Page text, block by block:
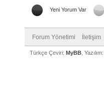
Yeni Yorum Var
Forum Yönetimi İletişim
Türkçe Çeviri: MyBB , Yazılım: